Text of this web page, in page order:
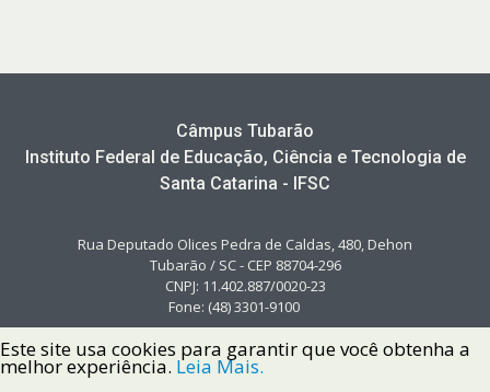
Câmpus Tubarão
Instituto Federal de Educação, Ciência e Tecnologia de
Santa Catarina - IFSC
Rua Deputado Olices Pedra de Caldas, 480, Dehon
Tubarão / SC - CEP 88704-296
CNPJ: 11.402.887/0020-23
Fone: (48) 3301-9100
Este site usa cookies para garantir que você obtenha a
melhor experiência. Leia Mais.